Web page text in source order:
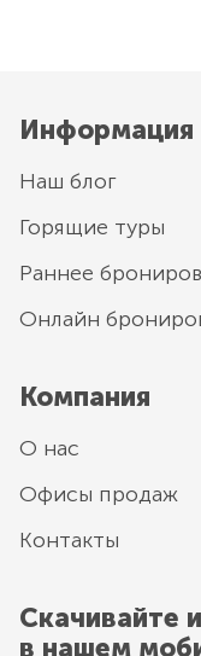
Информация
Наш блог
Горящие туры
Раннее
Онлайн
Компания
О нас
Офисы продаж
Контакты
Скачивайте
в нашем